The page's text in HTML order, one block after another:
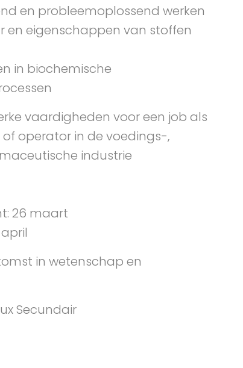
en probleemoplossend werken
en eigenschappen van stoffen
in biochemische
vaardigheden voor een job als
operator in de voedings-,
industrie
26 maart
in wetenschap en
Secundair